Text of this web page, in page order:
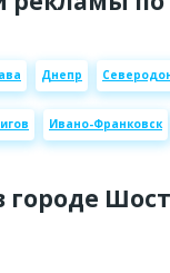
Днепр
Ивано-Франковск
городе